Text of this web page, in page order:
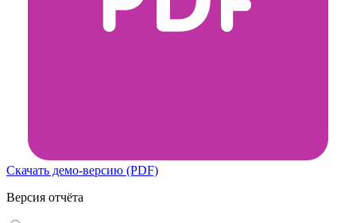
Скачать демо-версию (PDF)
Версия отчёта